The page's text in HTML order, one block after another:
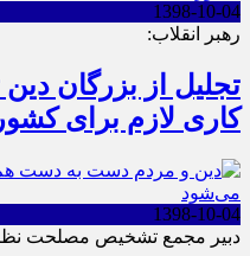
1398-10-04
رهبر انقلاب:
تجلیل از بزرگان
کاری لازم برای
1398-10-04
دبیر مجمع تشخیص مصلحت